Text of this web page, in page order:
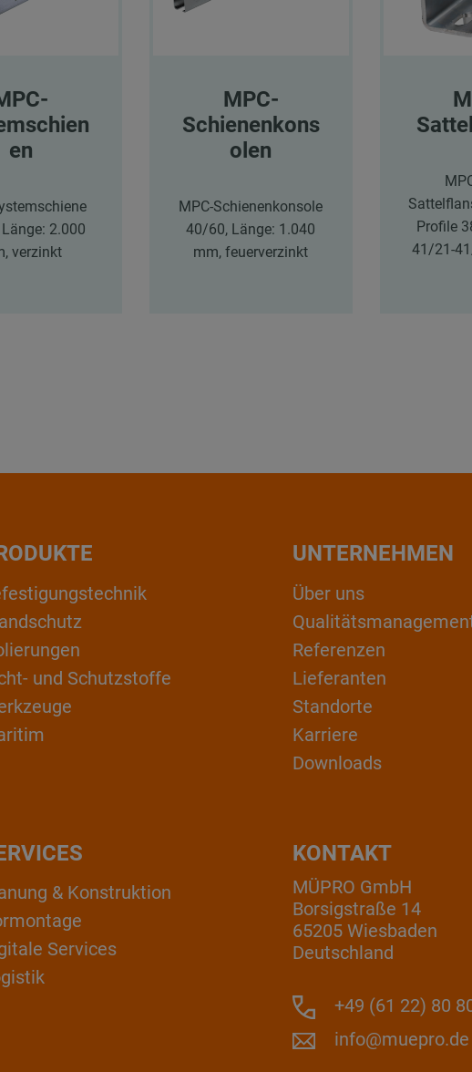
en
2.000
verzinkt
MPC-
Schienenkons
olen
MPC-Schienenkonsole
40/60, Länge: 1.040
mm, feuerverzinkt
Profile
41/21-
und Schutzstoffe
UNTERNEHMEN
Über uns
Referenzen
Lieferanten
Standorte
Karriere
Downloads
KONTAKT
MÜPRO GmbH
Borsigstraße 14
65205 Wiesbaden
Deutschland
+49 (61 22) 80
info@muepro.de
& Konstruktion
Services